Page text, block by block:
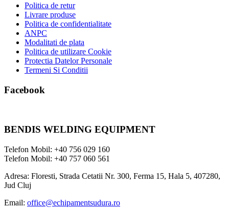
Politica de retur
Livrare produse
Politica de confidentialitate
ANPC
Modalitati de plata
Politica de utilizare Cookie
Protectia Datelor Personale
Termeni Si Conditii
Facebook
BENDIS WELDING EQUIPMENT
Telefon Mobil: +40 756 029 160
Telefon Mobil: +40 757 060 561
Adresa: Floresti, Strada Cetatii Nr. 300, Ferma 15, Hala 5, 407280,
Jud Cluj
Email: office@echipamentsudura.ro